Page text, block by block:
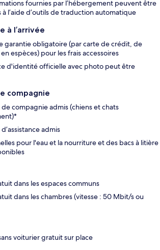
fournies par l’hébergement peuvent être
l’aide d’outils de traduction automatique
à l’arrivée
garantie obligatoire (par carte de crédit, de
espèces) pour les frais accessoires
d'identité officielle avec photo peut être
compagnie
compagnie admis (chiens et chats
admis
pour l'eau et la nourriture et des bacs à litière
dans les espaces communs
dans les chambres (vitesse : 50 Mbit/s ou
voiturier gratuit sur place